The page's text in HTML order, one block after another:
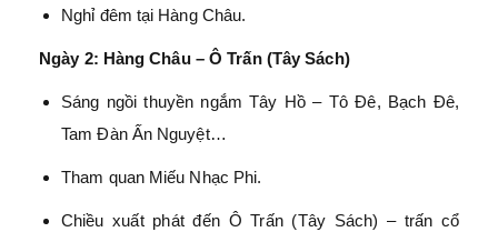
Nghỉ đêm tại Hàng Châu.
Ngày 2: Hàng Châu – Ô Trấn (Tây Sách)
Sáng ngồi thuyền ngắm Tây Hồ – Tô Đê, Bạch Đê,
Tam Đàn Ấn Nguyệt…
Tham quan Miếu Nhạc Phi.
Chiều xuất phát đến Ô Trấn (Tây Sách) – trấn cổ